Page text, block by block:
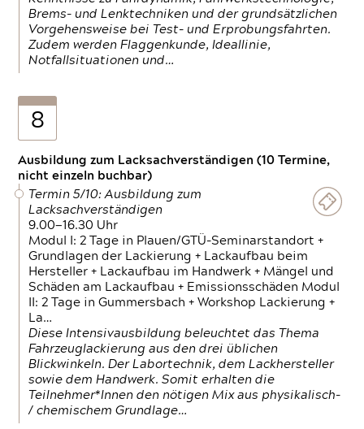
Brems- und Lenktechniken und der grundsätzlichen
Vorgehensweise bei Test- und Erprobungsfahrten.
Zudem werden Flaggenkunde, Ideallinie,
Notfallsituationen und…
8
Ausbildung zum Lacksachverständigen (10 Termine,
nicht einzeln buchbar)
Termin 5/10: Ausbildung zum
Lacksachverständigen
9.00—16.30 Uhr
Modul I: 2 Tage in Plauen/GTÜ-Seminarstandort +
Grundlagen der Lackierung + Lackaufbau beim
Hersteller + Lackaufbau im Handwerk + Mängel und
Schäden am Lackaufbau + Emissionsschäden Modul
II: 2 Tage in Gummersbach + Workshop Lackierung +
La…
Diese Intensivausbildung beleuchtet das Thema
Fahrzeuglackierung aus den drei üblichen
Blickwinkeln. Der Labortechnik, dem Lackhersteller
sowie dem Handwerk. Somit erhalten die
Teilnehmer*Innen den nötigen Mix aus physikalisch-
/ chemischem Grundlage…